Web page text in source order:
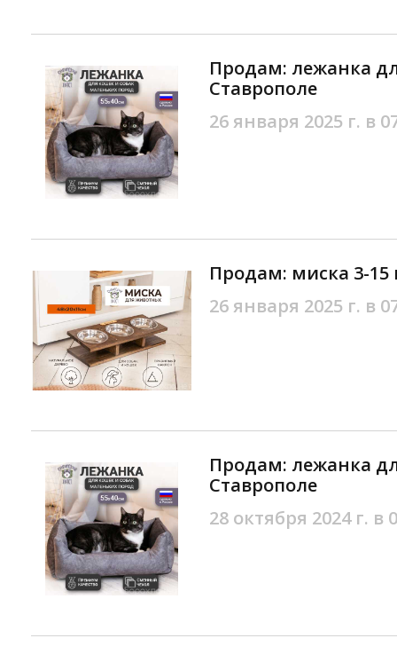
Продам: лежанка
Ставрополе
26 января 2025 г. в
Продам: миска 3-15
26 января 2025 г. в
Продам: лежанка
Ставрополе
28 октября 2024 г. в